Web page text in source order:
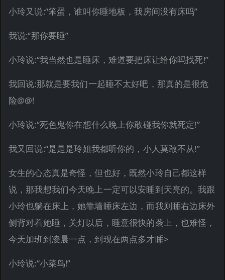
小玲又说:“笨蛋，谁叫你睡地板，我房间没有床吗”
我说:“那你要睡”
小玲说:“我当然也是睡床，难道要把床让给你吗找死!”
我回说:那就是要我们一起睡不太好吧，那真的是很危
险@@!
小玲说:“死色鬼你在想什么晚上你敢碰我你就死定!”
我又回说:“是是是玲姐我都听你的，小人莫敢不从!”
女生的心态真是奇怪，但也好，既然小玲自己都这样
说，那我想我们今天晚上一定可以安睡到天亮的。我跟
小玲也躺在床上，她靠墙睡床左边，而我则睡右边床外
侧背对着她睡，关灯以后，睡意很快的袭上，也难怪，
今天加班到凌晨一点，到现在两点多才睡>
小玲说:“小菜鸟!”